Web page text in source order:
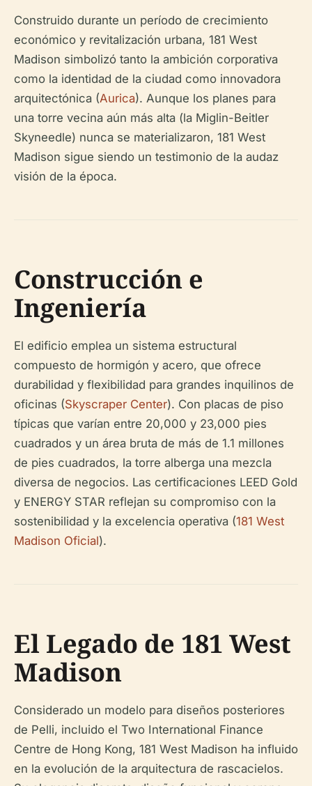
Construido durante un período de crecimiento
económico y revitalización urbana, 181 West
Madison simbolizó tanto la ambición corporativa
como la identidad de la ciudad como innovadora
arquitectónica (Aurica). Aunque los planes para
una torre vecina aún más alta (la Miglin-Beitler
Skyneedle) nunca se materializaron, 181 West
Madison sigue siendo un testimonio de la audaz
visión de la época.
Construcción e
Ingeniería
El edificio emplea un sistema estructural
compuesto de hormigón y acero, que ofrece
durabilidad y flexibilidad para grandes inquilinos de
oficinas (Skyscraper Center). Con placas de piso
típicas que varían entre 20,000 y 23,000 pies
cuadrados y un área bruta de más de 1.1 millones
de pies cuadrados, la torre alberga una mezcla
diversa de negocios. Las certificaciones LEED Gold
y ENERGY STAR reflejan su compromiso con la
sostenibilidad y la excelencia operativa (181 West
Madison Oficial).
El Legado de 181 West
Madison
Considerado un modelo para diseños posteriores
de Pelli, incluido el Two International Finance
Centre de Hong Kong, 181 West Madison ha influido
en la evolución de la arquitectura de rascacielos.